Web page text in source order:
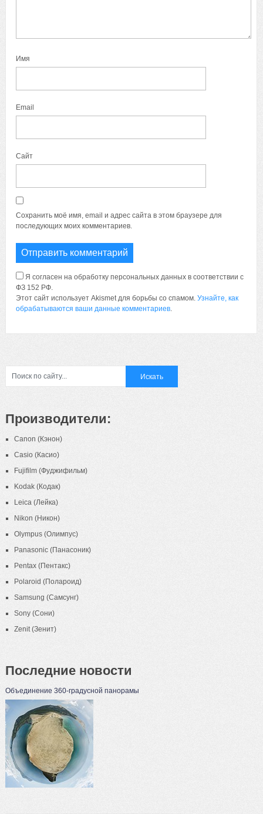
Имя
Email
Сайт
Сохранить моё имя, email и адрес сайта в этом браузере для
последующих моих комментариев.
Я согласен на обработку персональных данных в соответствии с
ФЗ 152 РФ.
Этот сайт использует Akismet для борьбы со спамом.Узнайте, как
обрабатываются ваши данные комментариев.
Производители:
Canon (Кэнон)
Casio (Касио)
Fujifilm (Фуджифильм)
Kodak (Кодак)
Leica (Лейка)
Nikon (Никон)
Olympus (Олимпус)
Panasonic (Панасоник)
Pentax (Пентакс)
Polaroid (Полароид)
Samsung (Самсунг)
Sony (Сони)
Zenit (Зенит)
Последние новости
Объединение 360-градусной панорамы